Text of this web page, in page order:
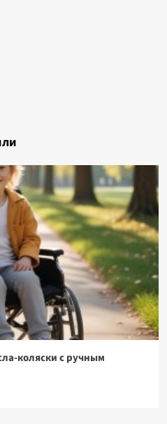
коляски с ручным